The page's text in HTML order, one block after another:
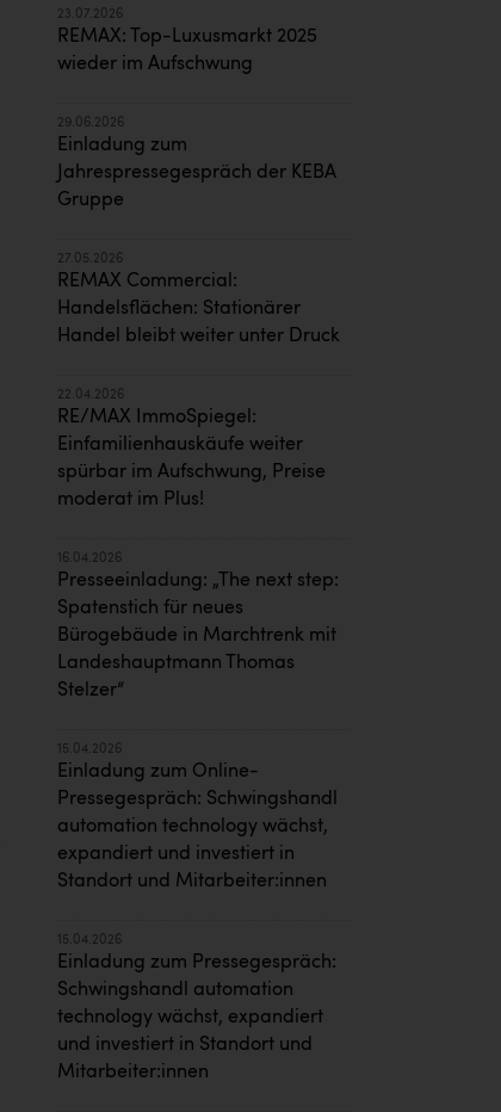
23.07.2026
REMAX: Top-Luxusmarkt 2025
wieder im Aufschwung
29.06.2026
Einladung zum
Jahrespressegespräch der KEBA
Gruppe
27.05.2026
REMAX Commercial:
Handelsflächen: Stationärer
Handel bleibt weiter unter Druck
22.04.2026
RE/MAX ImmoSpiegel:
Einfamilienhauskäufe weiter
spürbar im Aufschwung, Preise
moderat im Plus!
16.04.2026
Presseeinladung: „The next step:
Spatenstich für neues
Bürogebäude in Marchtrenk mit
Landeshauptmann Thomas
Stelzer“
15.04.2026
Einladung zum Online-
Pressegespräch: Schwingshandl
automation technology wächst,
expandiert und investiert in
Standort und Mitarbeiter:innen
15.04.2026
Einladung zum Pressegespräch:
Schwingshandl automation
technology wächst, expandiert
und investiert in Standort und
Mitarbeiter:innen